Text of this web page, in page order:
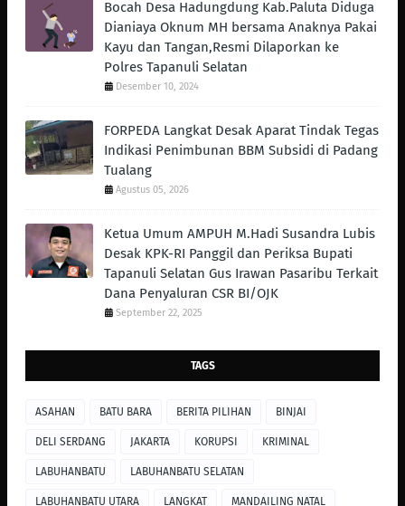
Bocah Desa Hadungdung Kab.Paluta Diduga
Dianiaya Oknum MH bersama Anaknya Pakai
Kayu dan Tangan,Resmi Dilaporkan ke
Polres Tapanuli Selatan
Desember 10, 2024
FORPEDA Langkat Desak Aparat Tindak Tegas
Indikasi Penimbunan BBM Subsidi di Padang
Tualang
Agustus 05, 2026
Ketua Umum AMPUH M.Hadi Susandra Lubis
Desak KPK-RI Panggil dan Periksa Bupati
Tapanuli Selatan Gus Irawan Pasaribu Terkait
Dana Penyaluran CSR BI/OJK
September 22, 2025
TAGS
ASAHAN BATU BARA BERITA PILIHAN BINJAI
DELI SERDANG JAKARTA KORUPSI KRIMINAL
LABUHANBATU LABUHANBATU SELATAN
LABUHANBATU UTARA LANGKAT MANDAILING NATAL